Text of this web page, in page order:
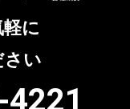
に
さい